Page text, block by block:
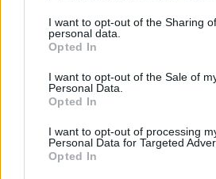
not limited to your visit or usage
grant or deny consent to Google and
use your data for below specified
consent section.
I want to opt-out of the Sharing
personal data.
Opted In
I want to opt-out of the Sale of
Personal Data.
Opted In
I want to opt-out of processing
Personal Data for Targeted
Opted In